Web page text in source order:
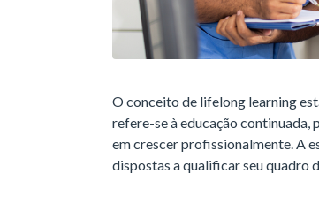
O conceito de lifelong learning
refere-se à educação continuada,
em crescer profissionalmente. A
dispostas a qualificar seu quadro